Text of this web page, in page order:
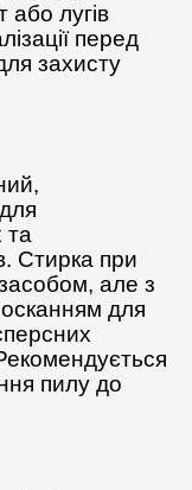
або лугів
перед
захисту
та
Стирка при
але з
для
пилу до